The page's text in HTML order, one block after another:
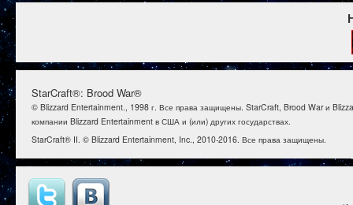
StarCraft®: Brood War®
© Blizzard Entertainment., 1998 г. Все права защищены. StarCraft, Brood War и
компании Blizzard Entertainment в США и (или) других государствах.
StarCraft® II. © Blizzard Entertainment, Inc., 2010-2016. Все права защищены.